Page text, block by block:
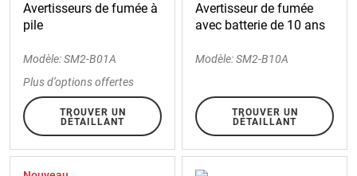
Avertisseurs de fumée à
pile
Modèle: SM2-B01A
Plus d’options offertes
TROUVER UN
DÉTAILLANT
Avertisseur de fumée
avec batterie de 10 ans
Modèle: SM2-B10A
TROUVER UN
DÉTAILLANT